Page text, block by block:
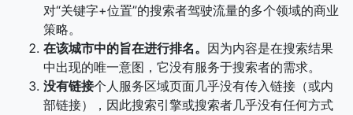
对“关键字+位置”的搜索者驾驶流量的多个领域的商业
策略。
在该城市中的旨在进行排名。 因为内容是在搜索结果
中出现的唯一意图，它没有服务于搜索者的需求。
没有链接个人服务区域页面几乎没有传入链接（或内
部链接），因此搜索引擎或搜索者几乎没有任何方式